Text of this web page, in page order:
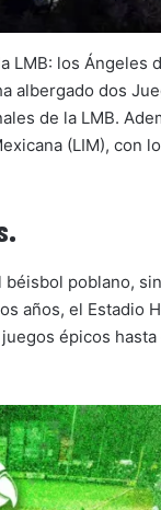
LMB: los Ángeles
albergado dos
de la LMB.
(LIM), con
poblano,
años, el Estadio
épicos